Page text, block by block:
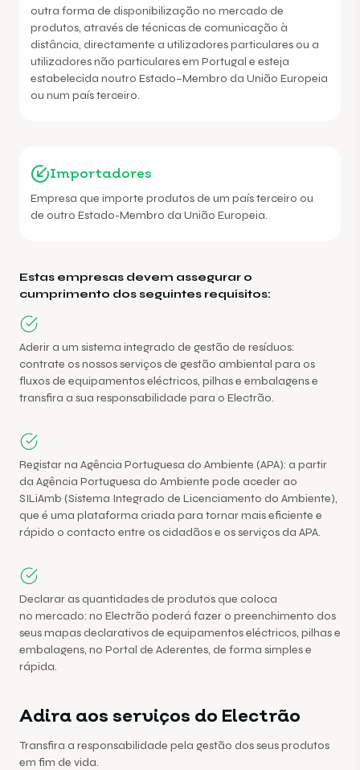
outra forma de disponibilização no mercado de
produtos, através de técnicas de comunicação à
distância, directamente a utilizadores particulares ou a
utilizadores não particulares em Portugal e esteja
estabelecida noutro Estado–Membro da União Europeia
ou num país terceiro.
Importadores
Empresa que importe produtos de um país terceiro ou
de outro Estado-Membro da União Europeia.
Estas empresas devem assegurar o
cumprimento dos seguintes requisitos:
Aderir a um sistema integrado de gestão de resíduos:
contrate os nossos serviços de gestão ambiental para os
fluxos de equipamentos eléctricos, pilhas e embalagens e
transfira a sua responsabilidade para o Electrão.
Registar na Agência Portuguesa do Ambiente (APA): a partir
da Agência Portuguesa do Ambiente pode aceder ao
SILiAmb (Sistema Integrado de Licenciamento do Ambiente),
que é uma plataforma criada para tornar mais eficiente e
rápido o contacto entre os cidadãos e os serviços da APA.
Declarar as quantidades de produtos que coloca
no mercado: no Electrão poderá fazer o preenchimento dos
seus mapas declarativos de equipamentos eléctricos, pilhas e
embalagens, no Portal de Aderentes, de forma simples e
rápida.
Adira aos serviços do Electrão
Transfira a responsabilidade pela gestão dos seus produtos
em fim de vida.